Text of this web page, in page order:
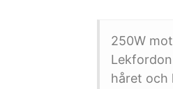
250W
håret och